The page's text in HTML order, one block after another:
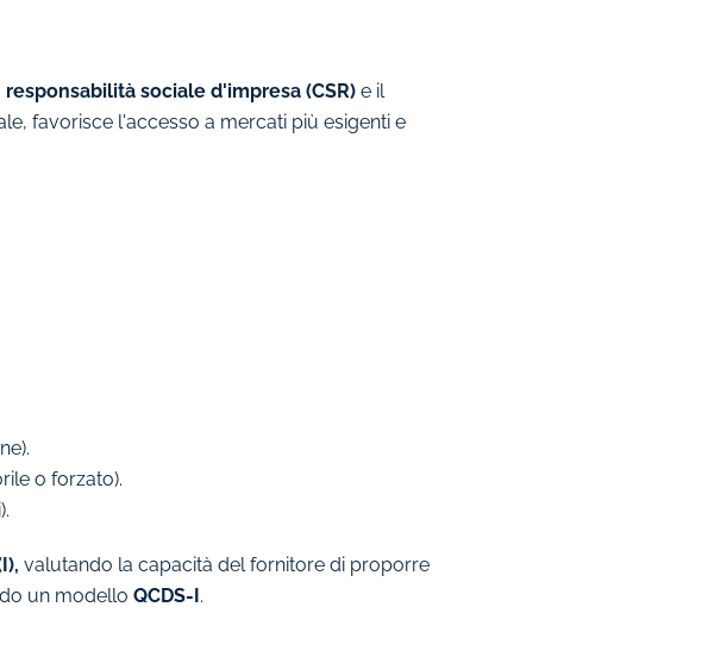
responsabilità sociale d'impresa (CSR) e il
favorisce l'accesso a mercati più esigenti e
o forzato).
valutando la capacità del fornitore di proporre
un modello QCDS-I.